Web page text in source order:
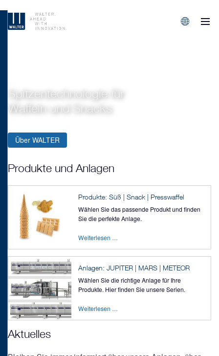
Spitzentechnologie für
Waffeln und Snacks
Über WALTER
Produkte und Anlagen
Produkte: Süß | Snack | Presswaffel
Wählen Sie das passende Produkt und finden
Sie die perfekte Anlage.
Weiterlesen …
Anlagen: JUPITER | MARS | METEOR
Wählen Sie die richtige Anlage für Ihre
Produkte. Hier finden Sie unsere Serien.
Weiterlesen …
Aktuelles